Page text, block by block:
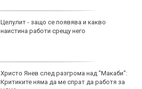
Целулит - защо се появява и какво
наистина работи срещу него
Христо Янев след разгрома над "Макаби":
Критиките няма да ме спрат да работя за